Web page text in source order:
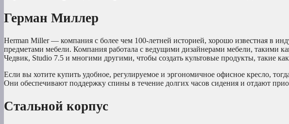
Герман Миллер
Herman Miller — компания с более чем 100-летней историей, хорошо известная в
предметами мебели. Компания работала с ведущими дизайнерами мебели, такими
Чедвик, Studio 7.5 и многими другими, чтобы создать культовые продукты, такие
Если вы хотите купить удобное, регулируемое и эргономичное офисное кресло,
Они обеспечивают поддержку спины в течение долгих часов сидения и отдают
Стальной корпус